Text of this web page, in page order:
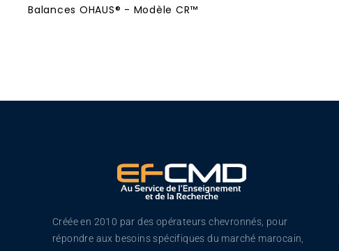
Balances OHAUS® - Modèle CR™
Créée en 2010 par des opérateurs chevronnés, pour
répondre aux besoins spécifiques du marché marocain,